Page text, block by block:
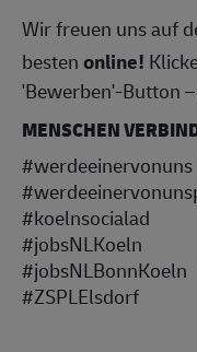
Wir freuen uns auf
bestenonline!
'Bewerben'-Button
MENSCHEN
#werdeeinervonuns
#koelnsocialad
#jobsNLKoeln
#jobsNLBonnKoeln
#ZSPLElsdorf